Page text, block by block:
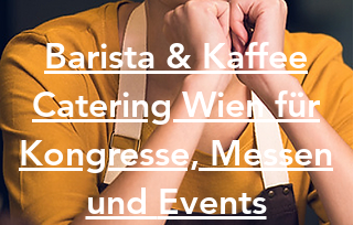
Barista & Kaffee
CateringWien für
Kongresse,Messen
und Events